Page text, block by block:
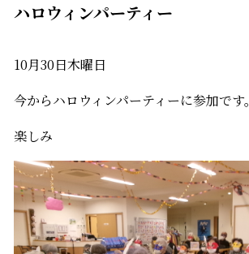
ハロウィンパーティー
10月30日木曜日
今からハロウィンパーティーに参加です。
楽しみ